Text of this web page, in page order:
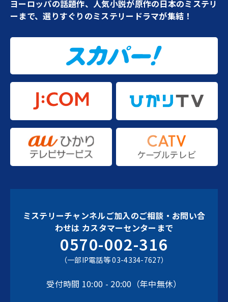
ヨーロッパの話題作、人気小説が原作の日本のミステリ
ーまで、選りすぐりのミステリードラマが集結！
ミステリーチャンネルご加入のご相談・お問い合
わせは カスタマーセンターまで
0570-002-316
（一部IP電話等 03-4334-7627）
受付時間 10:00 - 20:00（年中無休）